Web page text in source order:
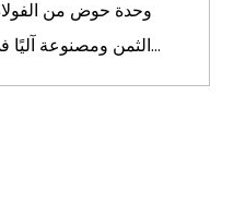
وحدة حوض من